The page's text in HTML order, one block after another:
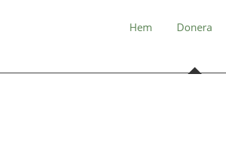
Hem Donera